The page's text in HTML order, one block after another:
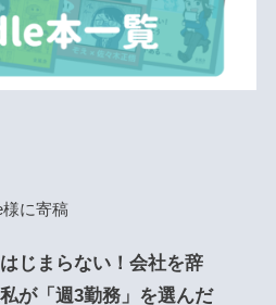
に寄稿
じまらない！会社を辞
が「週3勤務」を選んだ